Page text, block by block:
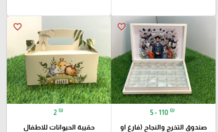
favorite_border
5 - 110 ₪
صندوق التخرج والنجاح (فارغ او
favorite_border
2 ₪
حقيبة الحيوانات للاطفال